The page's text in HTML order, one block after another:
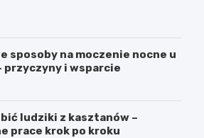
sposoby na moczenie nocne u
przyczyny i wsparcie
ludziki z kasztanów –
prace krok po kroku